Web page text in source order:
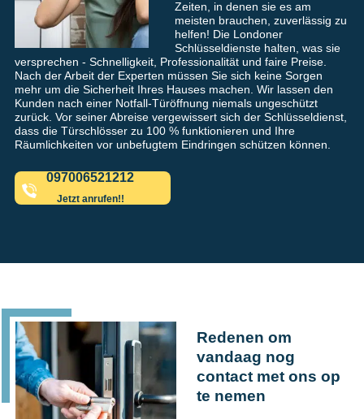
Zeiten, in denen sie es am
meisten brauchen, zuverlässig zu
helfen! Die Londoner
Schlüsseldienste halten, was sie
versprechen - Schnelligkeit, Professionalität und faire Preise.
Nach der Arbeit der Experten müssen Sie sich keine Sorgen
mehr um die Sicherheit Ihres Hauses machen. Wir lassen den
Kunden nach einer Notfall-Türöffnung niemals ungeschützt
zurück. Vor seiner Abreise vergewissert sich der Schlüsseldienst,
dass die Türschlösser zu 100 % funktionieren und Ihre
Räumlichkeiten vor unbefugtem Eindringen schützen können.
097006521212
Jetzt anrufen!!
Redenen om
vandaag nog
contact met ons op
te nemen